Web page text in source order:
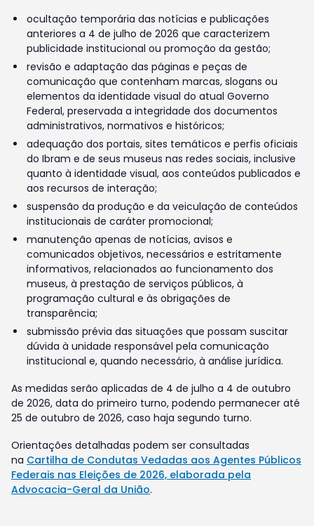
ocultação temporária das notícias e publicações
anteriores a 4 de julho de 2026 que caracterizem
publicidade institucional ou promoção da gestão;
revisão e adaptação das páginas e peças de
comunicação que contenham marcas, slogans ou
elementos da identidade visual do atual Governo
Federal, preservada a integridade dos documentos
administrativos, normativos e históricos;
adequação dos portais, sites temáticos e perfis oficiais
do Ibram e de seus museus nas redes sociais, inclusive
quanto à identidade visual, aos conteúdos publicados e
aos recursos de interação;
suspensão da produção e da veiculação de conteúdos
institucionais de caráter promocional;
manutenção apenas de notícias, avisos e
comunicados objetivos, necessários e estritamente
informativos, relacionados ao funcionamento dos
museus, à prestação de serviços públicos, à
programação cultural e às obrigações de
transparência;
submissão prévia das situações que possam suscitar
dúvida à unidade responsável pela comunicação
institucional e, quando necessário, à análise jurídica.
As medidas serão aplicadas de 4 de julho a 4 de outubro
de 2026, data do primeiro turno, podendo permanecer até
25 de outubro de 2026, caso haja segundo turno.
Orientações detalhadas podem ser consultadas
na Cartilha de Condutas Vedadas aos Agentes Públicos
Federais nas Eleições de 2026, elaborada pela
Advocacia-Geral da União.